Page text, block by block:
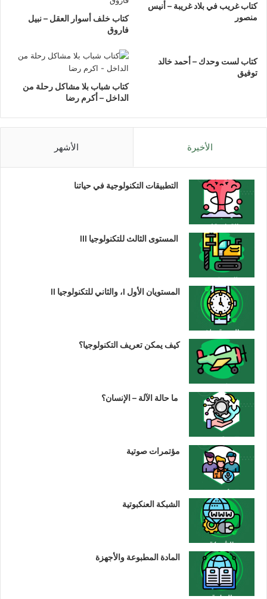
كتاب غريب في بلاد غريبة – أنيس
منصور
كتاب خلف أسوار العقل – نبيل
فاروق
كتاب لست وحدك – أحمد خالد
توفيق
كتاب شباب بلا مشاكل رحلة من
الداخل – أكرم رضا
الأخيرة الأشهر
التطبيقات التكنولوجية في حياتنا
المستوى الثالث للتكنولوجيا III
المستويان الأول I، والثاني للتكنولوجيا II
كيف يمكن تعريف التكنولوجيا؟
ما حالة الآلة – الإنسان؟
مؤتمرات صوتية
الشبكة العنكبوتية
المادة المطبوعة والأجهزة